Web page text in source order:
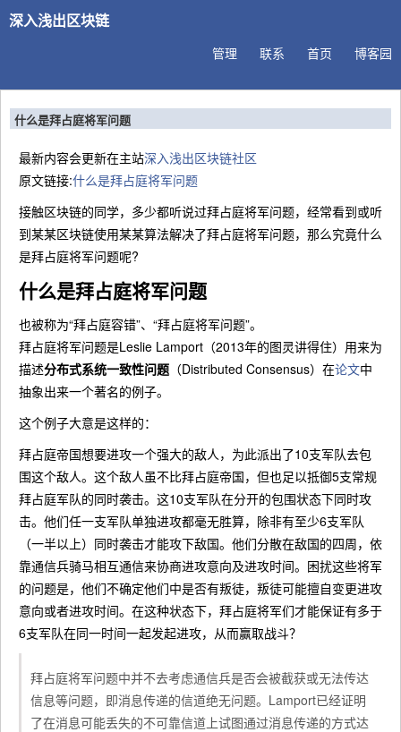
深入浅出区块链
博客园
首页
联系
管理
什么是拜占庭将军问题
最新内容会更新在主站深入浅出区块链社区
原文链接:什么是拜占庭将军问题
接触区块链的同学，多少都听说过拜占庭将军问题，经常看到或听
到某某区块链使用某某算法解决了拜占庭将军问题，那么究竟什么
是拜占庭将军问题呢?
什么是拜占庭将军问题
也被称为“拜占庭容错”、“拜占庭将军问题”。
拜占庭将军问题是Leslie Lamport（2013年的图灵讲得住）用来为
描述分布式系统一致性问题 （Distributed Consensus）在论文中
抽象出来一个著名的例子。
这个例子大意是这样的：
拜占庭帝国想要进攻一个强大的敌人，为此派出了10支军队去包
围这个敌人。这个敌人虽不比拜占庭帝国，但也足以抵御5支常规
拜占庭军队的同时袭击。这10支军队在分开的包围状态下同时攻
击。他们任一支军队单独进攻都毫无胜算，除非有至少6支军队
（一半以上）同时袭击才能攻下敌国。他们分散在敌国的四周，依
靠通信兵骑马相互通信来协商进攻意向及进攻时间。困扰这些将军
的问题是，他们不确定他们中是否有叛徒，叛徒可能擅自变更进攻
意向或者进攻时间。在这种状态下，拜占庭将军们才能保证有多于
6支军队在同一时间一起发起进攻，从而赢取战斗？
拜占庭将军问题中并不去考虑通信兵是否会被截获或无法传达
信息等问题，即消息传递的信道绝无问题。Lamport已经证明
了在消息可能丢失的不可靠信道上试图通过消息传递的方式达